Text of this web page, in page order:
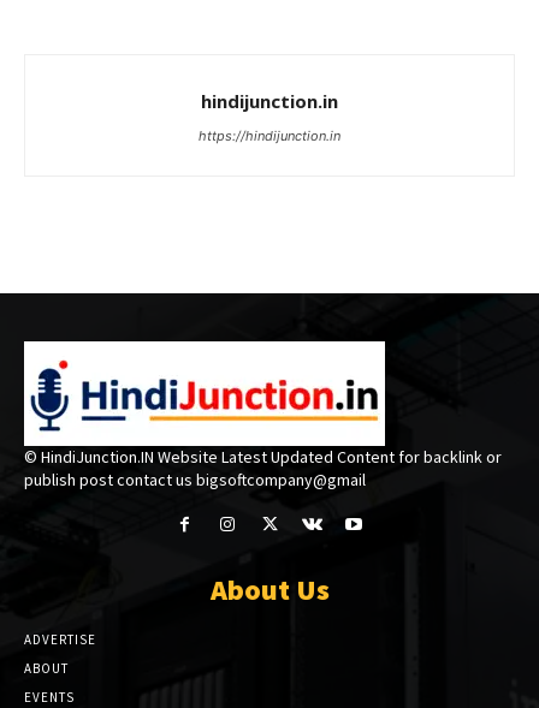
hindijunction.in
https://hindijunction.in
© HindiJunction.IN Website Latest Updated Content for backlink or
publish post contact us bigsoftcompany@gmail
About Us
ADVERTISE
ABOUT
EVENTS